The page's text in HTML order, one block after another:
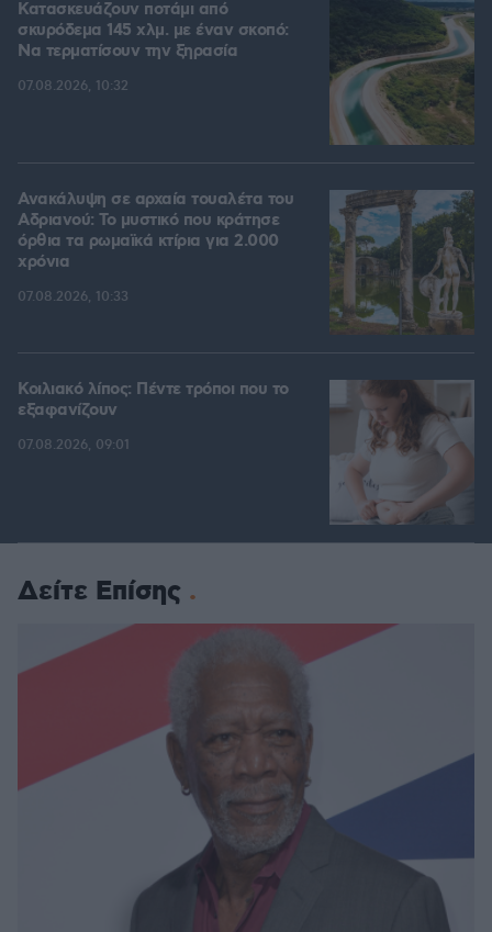
Κατασκευάζουν ποτάμι από
σκυρόδεμα 145 χλμ. με έναν σκοπό:
Να τερματίσουν την ξηρασία
07.08.2026, 10:32
Ανακάλυψη σε αρχαία τουαλέτα του
Αδριανού: Το μυστικό που κράτησε
όρθια τα ρωμαϊκά κτίρια για 2.000
χρόνια
07.08.2026, 10:33
Κοιλιακό λίπος: Πέντε τρόποι που το
εξαφανίζουν
07.08.2026, 09:01
Δείτε Επίσης